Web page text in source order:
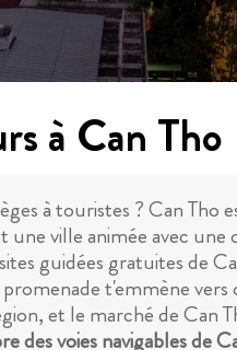
à Can Tho
à touristes ? Can
une ville animée avec
guidées gratuites de
t'emmène vers
et le marché de Can
des voies navigables de